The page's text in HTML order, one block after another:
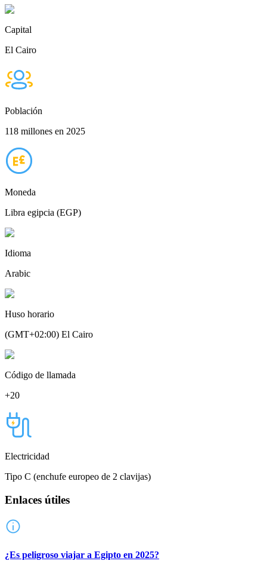
Capital
El Cairo
Población
118 millones en 2025
Moneda
Libra egipcia (EGP)
Idioma
Arabic
Huso horario
(GMT+02:00) El Cairo
Código de llamada
+20
Electricidad
Tipo C (enchufe europeo de 2 clavijas)
Enlaces útiles
¿Es peligroso viajar a Egipto en 2025?